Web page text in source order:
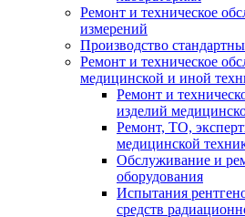
Ремонт и техническое
измерений
Производство
Ремонт и техническое
медицинской и иной
Ремонт и
изделий
Ремонт, ТО,
медицинской
Обслуживание и
оборудования
Испытания
средств